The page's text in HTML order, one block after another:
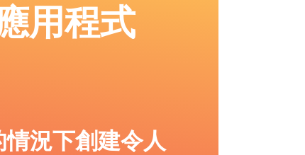
用程式
況下創建令人